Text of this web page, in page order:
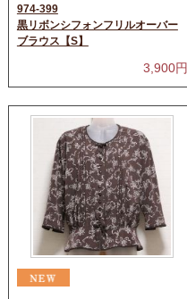
974-399
黒リボンシフォンフリルオーバー
ブラウス【S】
3,900円